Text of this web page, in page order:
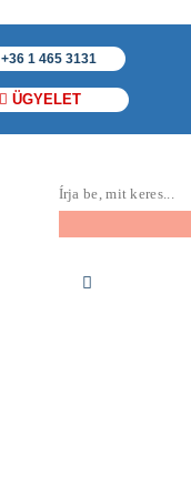
+36 1 465 3131
ÜGYELET